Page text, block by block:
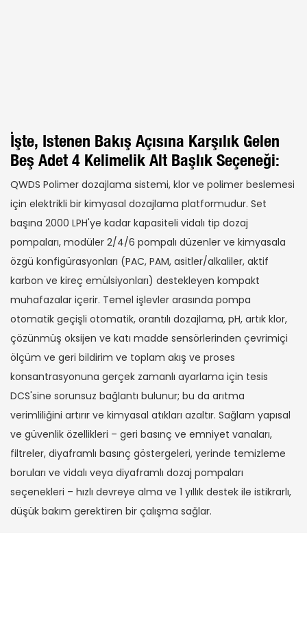
İşte, Istenen Bakış Açısına Karşılık Gelen
Beş Adet 4 Kelimelik Alt Başlık Seçeneği:
QWDS Polimer dozajlama sistemi, klor ve polimer beslemesi
için elektrikli bir kimyasal dozajlama platformudur. Set
başına 2000 LPH'ye kadar kapasiteli vidalı tip dozaj
pompaları, modüler 2/4/6 pompalı düzenler ve kimyasala
özgü konfigürasyonları (PAC, PAM, asitler/alkaliler, aktif
karbon ve kireç emülsiyonları) destekleyen kompakt
muhafazalar içerir. Temel işlevler arasında pompa
otomatik geçişli otomatik, orantılı dozajlama, pH, artık klor,
çözünmüş oksijen ve katı madde sensörlerinden çevrimiçi
ölçüm ve geri bildirim ve toplam akış ve proses
konsantrasyonuna gerçek zamanlı ayarlama için tesis
DCS'sine sorunsuz bağlantı bulunur; bu da arıtma
verimliliğini artırır ve kimyasal atıkları azaltır. Sağlam yapısal
ve güvenlik özellikleri – geri basınç ve emniyet vanaları,
filtreler, diyaframlı basınç göstergeleri, yerinde temizleme
boruları ve vidalı veya diyaframlı dozaj pompaları
seçenekleri – hızlı devreye alma ve 1 yıllık destek ile istikrarlı,
düşük bakım gerektiren bir çalışma sağlar.